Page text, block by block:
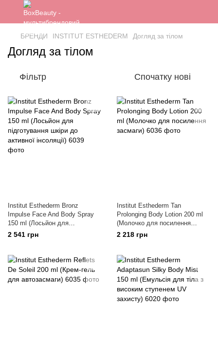
БРЕНДИ INSTITUT ESTHEDERM Догляд за тілом
Догляд за тілом
Фільтр Спочатку нові
Institut Esthederm Bronz
Impulse Face And Body Spray
150 ml (Лосьйон для
підготування шкіри до активної
інсоляції)
2 541 грн
Institut Esthederm Tan
Prolonging Body Lotion 200 ml
(Молочко для посилення
засмаги)
2 218 грн